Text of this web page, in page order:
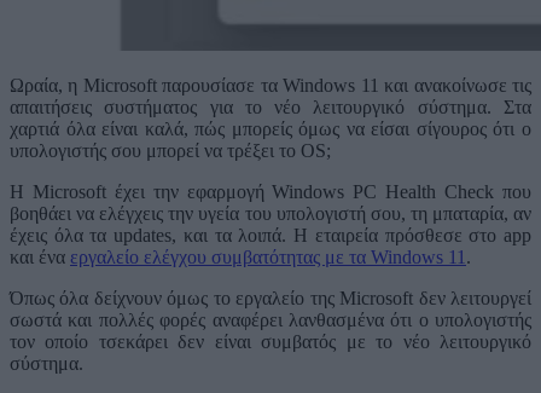
Ωραία, η Microsoft παρουσίασε τα Windows 11 και ανακοίνωσε τις
απαιτήσεις συστήματος για το νέο λειτουργικό σύστημα. Στα
χαρτιά όλα είναι καλά, πώς μπορείς όμως να είσαι σίγουρος ότι ο
υπολογιστής σου μπορεί να τρέξει το OS;
Η Microsoft έχει την εφαρμογή Windows PC Health Check που
βοηθάει να ελέγχεις την υγεία του υπολογιστή σου, τη μπαταρία, αν
έχεις όλα τα updates, και τα λοιπά. Η εταιρεία πρόσθεσε στο app
και ένα εργαλείο ελέγχου συμβατότητας με τα Windows 11.
Όπως όλα δείχνουν όμως το εργαλείο της Microsoft δεν λειτουργεί
σωστά και πολλές φορές αναφέρει λανθασμένα ότι ο υπολογιστής
τον οποίο τσεκάρει δεν είναι συμβατός με το νέο λειτουργικό
σύστημα.